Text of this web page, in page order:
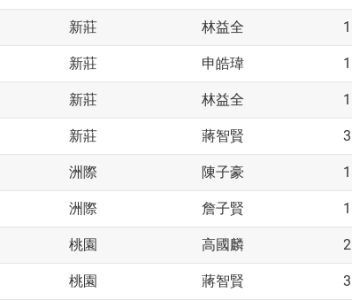
新莊 林益全 1
新莊 申皓瑋 1
新莊 林益全 1
新莊 蔣智賢 3
洲際 陳子豪 1
洲際 詹子賢 1
桃園 高國麟 2
桃園 蔣智賢 3